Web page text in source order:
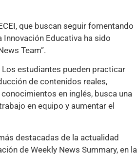
que buscan seguir fomentando
Educativa ha sido
Team”.
estudiantes pueden practicar
de contenidos reales,
en inglés, busca una
en equipo y aumentar el
destacadas de la actualidad
de Weekly News Summary, en la